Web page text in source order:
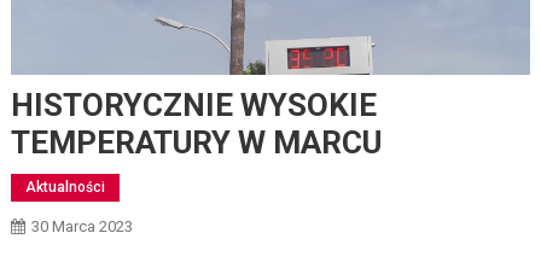
HISTORYCZNIE WYSOKIE
TEMPERATURY W MARCU
Aktualności
30 Marca 2023